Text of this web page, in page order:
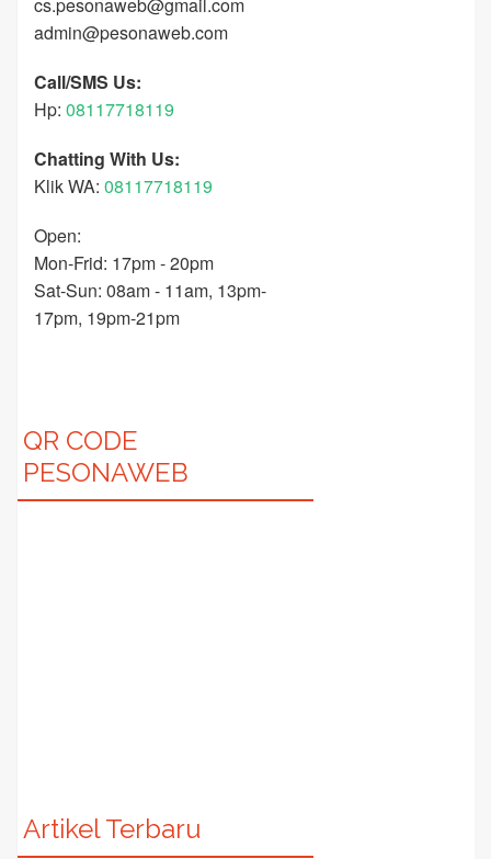
admin@pesonaweb.com
Call/SMS Us:
Hp: 08117718119
Chatting With Us:
Klik WA: 08117718119
Open:
Mon-Frid: 17pm - 20pm
Sat-Sun: 08am - 11am, 13pm-
17pm, 19pm-21pm
QR CODE
PESONAWEB
Artikel Terbaru